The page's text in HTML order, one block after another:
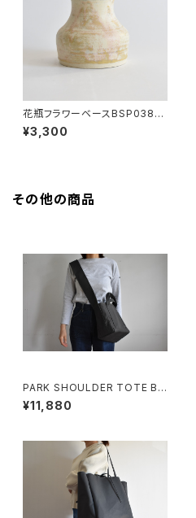
花瓶フラワーベースBSP038
(黄/ベージュ/マット)
¥3,300
その他の商品
PARK SHOULDER TOTE BA
G (チャコール/グレー)
¥11,880